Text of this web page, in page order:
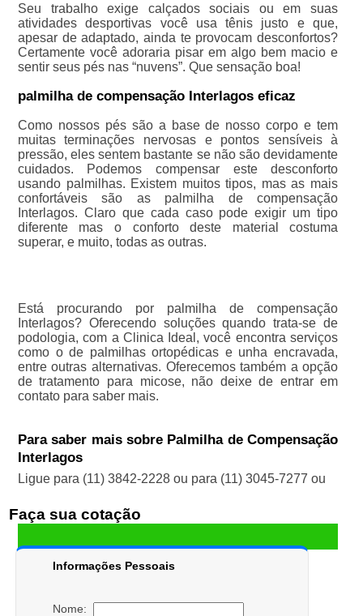
Seu trabalho exige calçados sociais ou em suas
atividades desportivas você usa tênis justo e que,
apesar de adaptado, ainda te provocam desconfortos?
Certamente você adoraria pisar em algo bem macio e
sentir seus pés nas “nuvens”. Que sensação boa!
palmilha de compensação Interlagos eficaz
Como nossos pés são a base de nosso corpo e tem
muitas terminações nervosas e pontos sensíveis à
pressão, eles sentem bastante se não são devidamente
cuidados. Podemos compensar este desconforto
usando palmilhas. Existem muitos tipos, mas as mais
confortáveis são as palmilha de compensação
Interlagos. Claro que cada caso pode exigir um tipo
diferente mas o conforto deste material costuma
superar, e muito, todas as outras.
Está procurando por palmilha de compensação
Interlagos? Oferecendo soluções quando trata-se de
podologia, com a Clinica Ideal, você encontra serviços
como o de palmilhas ortopédicas e unha encravada,
entre outras alternativas. Oferecemos também a opção
de tratamento para micose, não deixe de entrar em
contato para saber mais.
Para saber mais sobre Palmilha de Compensação
Interlagos
Ligue para (11) 3842-2228ou para (11) 3045-7277 ou
Faça sua cotação
Informações Pessoais
Nome: